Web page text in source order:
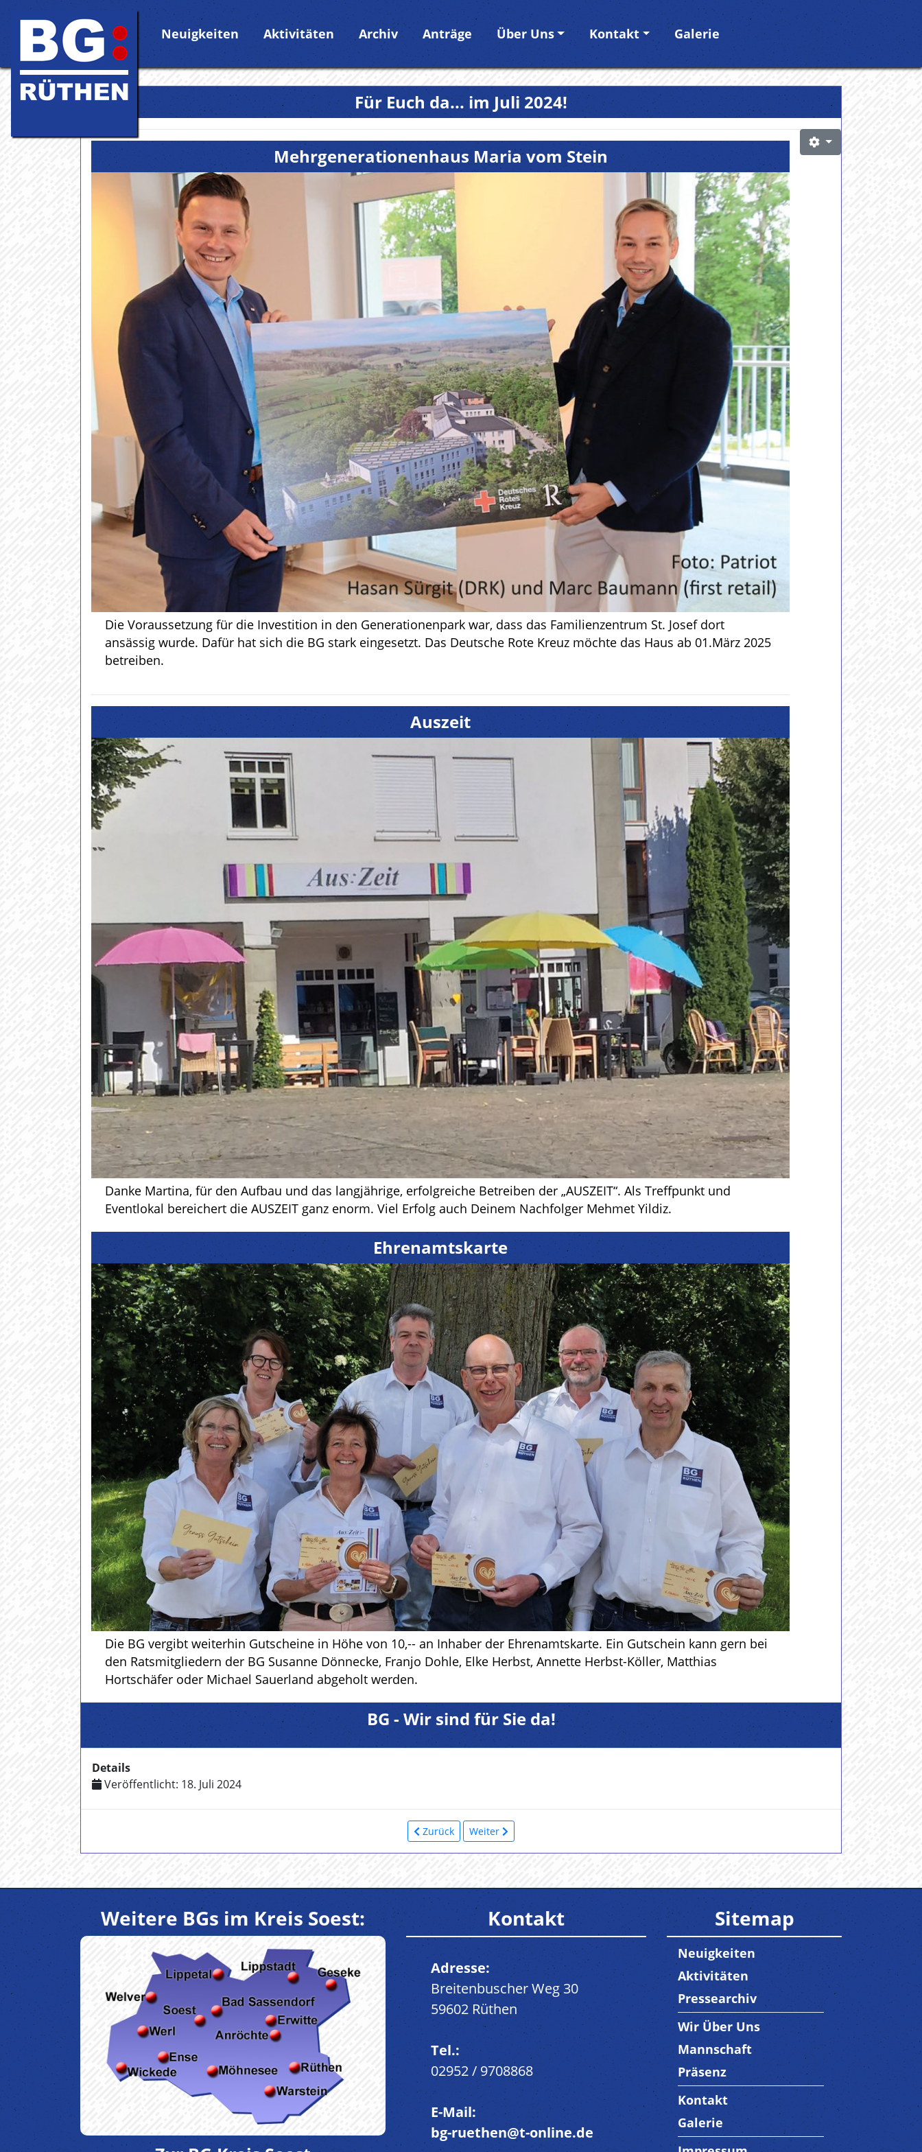
Neuigkeiten Aktivitäten Archiv Anträge Über Uns Kontakt Galerie
Für Euch da... im Juli 2024!
Mehrgenerationenhaus Maria vom Stein
Die Voraussetzung für die Investition in den Generationenpark war, dass das Familienzentrum St. Josef dort
ansässig wurde. Dafür hat sich die BG stark eingesetzt. Das Deutsche Rote Kreuz möchte das Haus ab 01.März 2025
betreiben.
Auszeit
Danke Martina, für den Aufbau und das langjährige, erfolgreiche Betreiben der „AUSZEIT“. Als Treffpunkt und
Eventlokal bereichert die AUSZEIT ganz enorm. Viel Erfolg auch Deinem Nachfolger Mehmet Yildiz.
Ehrenamtskarte
Die BG vergibt weiterhin Gutscheine in Höhe von 10,-- an Inhaber der Ehrenamtskarte. Ein Gutschein kann gern bei
den Ratsmitgliedern der BG Susanne Dönnecke, Franjo Dohle, Elke Herbst, Annette Herbst-Köller, Matthias
Hortschäfer oder Michael Sauerland abgeholt werden.
BG - Wir sind für Sie da!
Details
Veröffentlicht: 18. Juli 2024
Zurück Weiter
Weitere BGs im Kreis Soest: Kontakt
Adresse:
Breitenbuscher Weg 30
59602 Rüthen
Tel.:
02952 / 9708868
E-Mail:
bg-ruethen@t-online.de
Sitemap
Neuigkeiten
Aktivitäten
Pressearchiv
Trenner3
Wir Über Uns
Mannschaft
Präsenz
Trenner4
Kontakt
Galerie